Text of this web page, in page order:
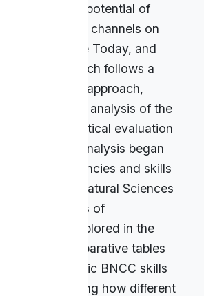
pedagogical potential of
communication channels on
Space Today, and
Dia. The research follows a
documentary approach,
review, analysis of the
text, and critical evaluation
content. The analysis began
of competencies and skills
in the Natural Sciences
points of
themes explored in the
Next, comparative tables
relating specific BNCC skills
highlighting how different